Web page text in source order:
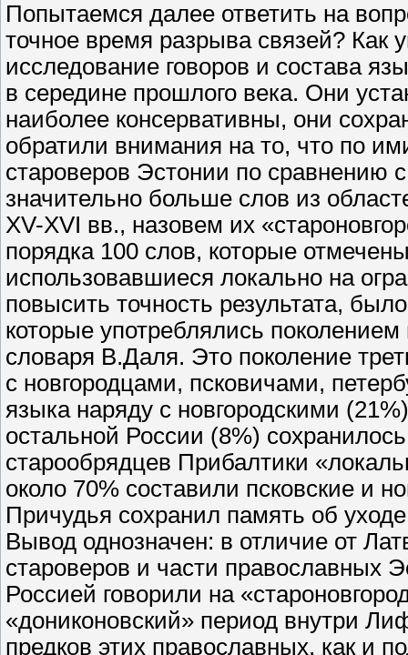
Попытаемся далее ответить на
точное время разрыва связей? Как
исследование говоров и состава
в середине прошлого века. Они
наиболее консервативны, они
обратили внимания на то, что по
староверов Эстонии по сравнению
значительно больше слов из
XV-XVI вв., назовем их
порядка 100 слов, которые
использовавшиеся локально на
повысить точность результата,
которые употреблялись
словаря В.Даля. Это поколение
с новгородцами, псковичами,
языка наряду с новгородскими
остальной России (8%)
старообрядцев Прибалтики
около 70% составили псковские и
Причудья сохранил память об
Вывод однозначен: в отличие от
староверов и части православных
Россией говорили на
«дониконовский» период внутри
предков этих православных, как и